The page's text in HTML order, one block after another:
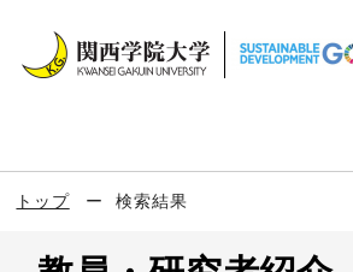
トップ 検索結果